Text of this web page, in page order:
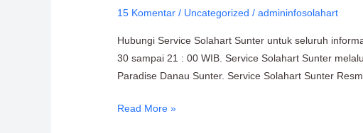
15 Komentar / Uncategorized /admininfosolahart
Hubungi Service Solahart Sunter untuk seluruh
30 sampai 21 : 00 WIB. Service Solahart Sunter
Paradise Danau Sunter. Service Solahart Sunter
Read More »